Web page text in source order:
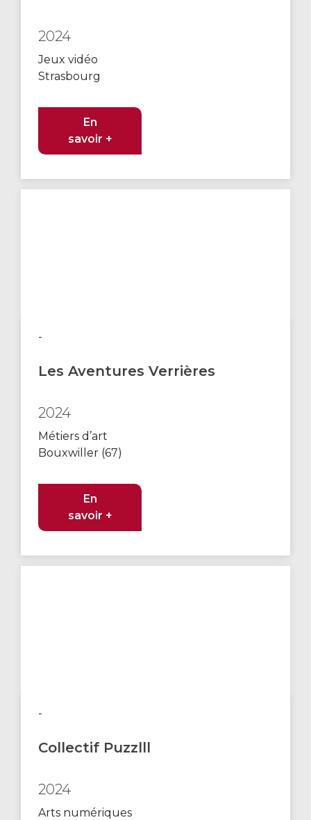
2024
Jeux vidéo
Strasbourg
En
savoir +
-
Les Aventures Verrières
2024
Métiers d’art
Bouxwiller (67)
En
savoir +
-
Collectif Puzzlll
2024
Arts numériques